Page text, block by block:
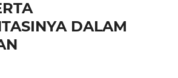
DALAM